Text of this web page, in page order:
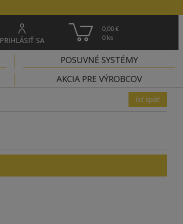
PRIHLÁSIŤ SA
0,00 €
0 ks
POSUVNÉ SYSTÉMY
AKCIA PRE VÝROBCOV
ísť späť